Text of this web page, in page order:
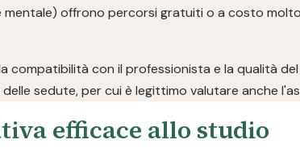
mentale) offrono percorsi gratuiti o a costo
compatibilità con il professionista e la qualità
sedute, per cui è legittimo valutare anche
efficace allo studio